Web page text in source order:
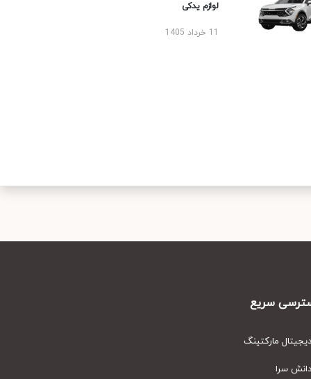
لوازم یدکی
سریع
مارکتینگ
سرا